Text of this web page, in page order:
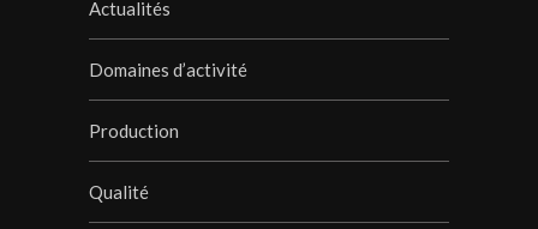
Actualités
Domaines d’activité
Production
Qualité